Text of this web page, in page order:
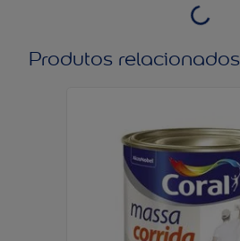
Produtos relacionados